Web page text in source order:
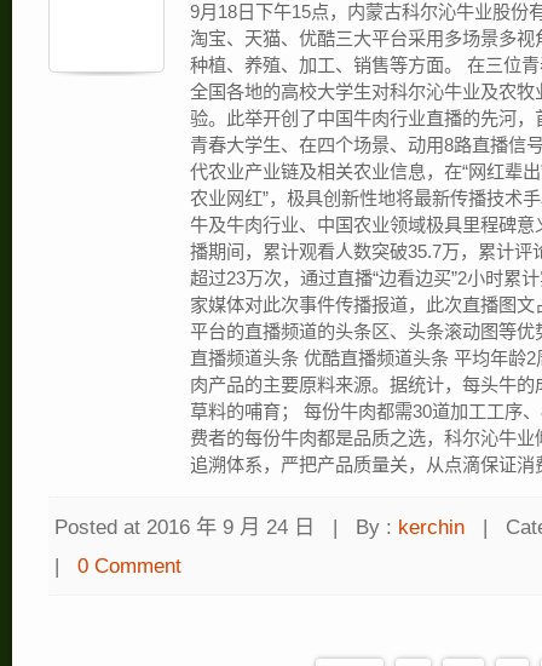
9月18日下午15点，内蒙古科尔沁牛业股份
淘宝、天猫、优酷三大平台采用多场景多
种植、养殖、加工、销售等方面。 在三位
全国各地的高校大学生对科尔沁牛业及农
验。此举开创了中国牛肉行业直播的先河
青春大学生、在四个场景、动用8路直播信
代农业产业链及相关农业信息，在“网红辈
农业网红”，极具创新性地将最新传播技术
牛及牛肉行业、中国农业领域极具里程碑
播期间，累计观看人数突破35.7万，累计评
超过23万次，通过直播“边看边买”2小时累
家媒体对此次事件传播报道，此次直播图
平台的直播频道的头条区、头条滚动图等
直播频道头条 优酷直播频道头条 平均年龄
肉产品的主要原料来源。据统计，每头牛
草料的哺育； 每份牛肉都需30道加工工序
费者的每份牛肉都是品质之选，科尔沁牛
追溯体系，严把产品质量关，从点滴保证消
Posted at 2016 年 9 月 24 日 | By : kerchin |
|
0 Comment